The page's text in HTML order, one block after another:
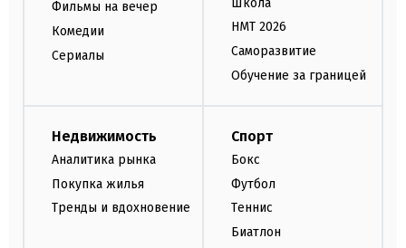
Фильмы на вечер
Комедии
Сериалы
НМТ 2026
Саморазвитие
Обучение за границей
Недвижимость
Аналитика рынка
Покупка жилья
Тренды и вдохновение
Спорт
Бокс
Футбол
Теннис
Биатлон